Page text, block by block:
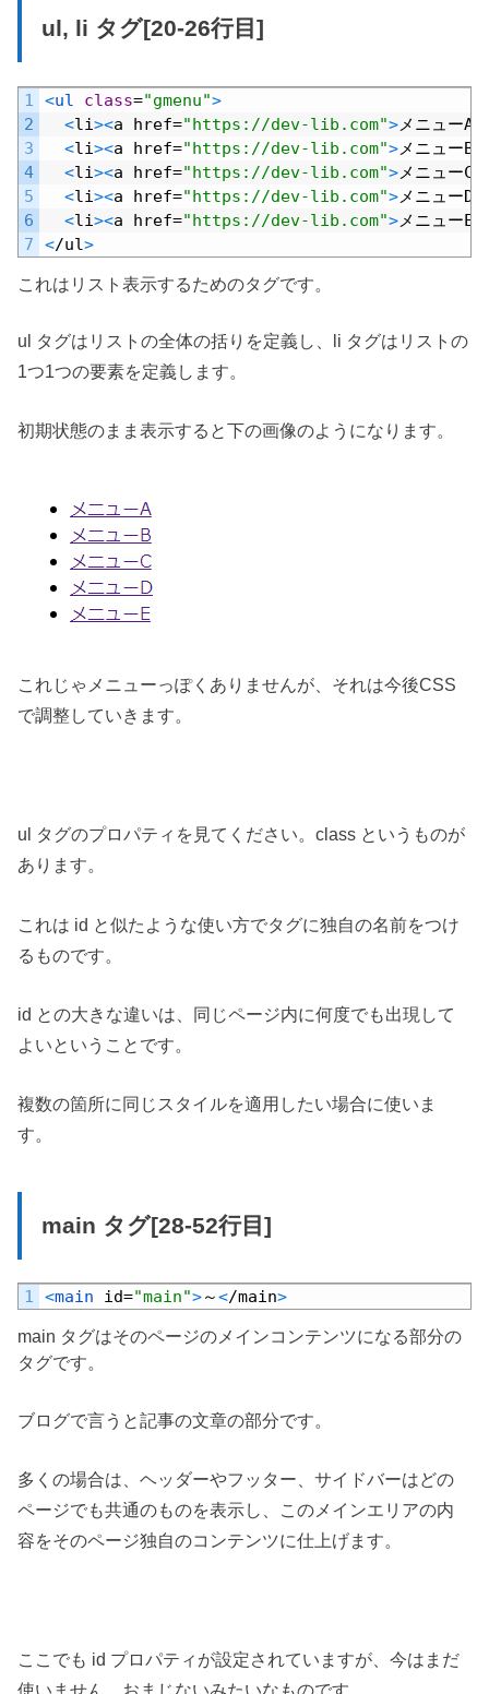
ul, li タグ[20-26行目]
1
2
3
4
5
6
7
<ul class="gmenu">
<li><a href="https://dev-lib.com"> メニューA
<li><a href="https://dev-lib.com"> メニューB
<li><a href="https://dev-lib.com"> メニューC
<li><a href="https://dev-lib.com"> メニューD
<li><a href="https://dev-lib.com"> メニューE
</ul>
これはリスト表示するためのタグです。
ul タグはリストの全体の括りを定義し、li タグはリストの
1つ1つの要素を定義します。
初期状態のまま表示すると下の画像のようになります。
これじゃメニューっぽくありませんが、それは今後CSS
で調整していきます。
ul タグのプロパティを見てください。class というものが
あります。
これは id と似たような使い方でタグに独自の名前をつけ
るものです。
id との大きな違いは、同じページ内に何度でも出現して
よいということです。
複数の箇所に同じスタイルを適用したい場合に使いま
す。
main タグ[28-52行目]
Default
1 <main id="main">～</main>
main タグはそのページのメインコンテンツになる部分の
タグです。
ブログで言うと記事の文章の部分です。
多くの場合は、ヘッダーやフッター、サイドバーはどの
ページでも共通のものを表示し、このメインエリアの内
容をそのページ独自のコンテンツに仕上げます。
ここでも id プロパティが設定されていますが、今はまだ
使いません。おまじないみたいなものです。